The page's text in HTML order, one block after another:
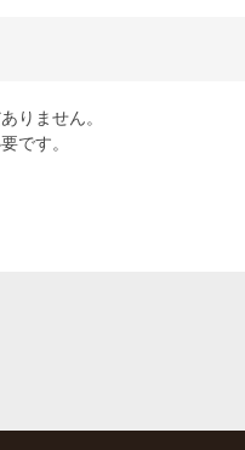
りません。
です。